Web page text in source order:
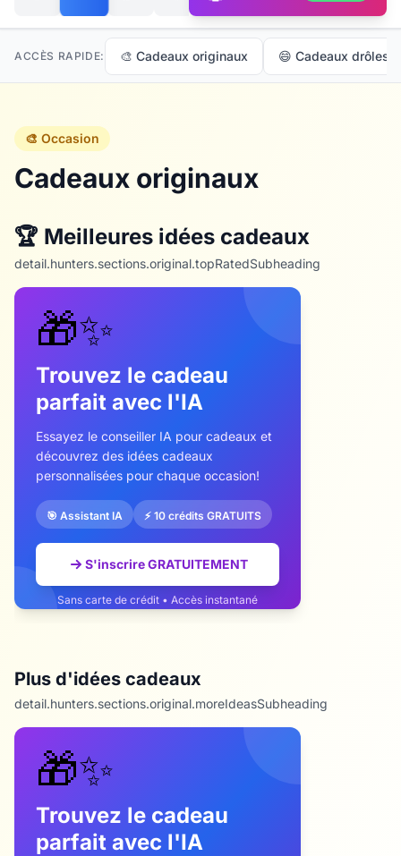
ACCÈS RAPIDE: 🎨 Cadeaux originaux 😄 Cadeaux drôles
🎨 Occasion
Cadeaux originaux
🏆 Meilleures idées cadeaux
detail.hunters.sections.original.topRatedSubheading
🎁✨
Trouvez le cadeau
parfait avec l'IA
Essayez le conseiller IA pour cadeaux et
découvrez des idées cadeaux
personnalisées pour chaque occasion!
🎯 Assistant IA ⚡ 10 crédits GRATUITS
S'inscrire GRATUITEMENT
Sans carte de crédit • Accès instantané
Plus d'idées cadeaux
detail.hunters.sections.original.moreIdeasSubheading
🎁✨
Trouvez le cadeau
parfait avec l'IA